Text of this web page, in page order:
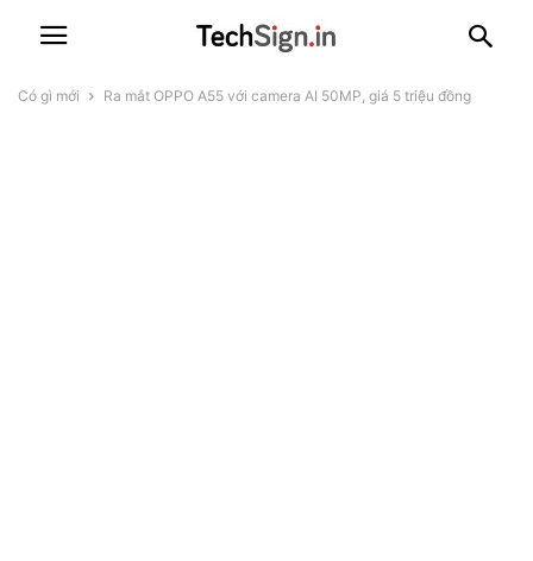
Có gì mới Ra mắt OPPO A55 với camera AI 50MP, giá 5 triệu đồng